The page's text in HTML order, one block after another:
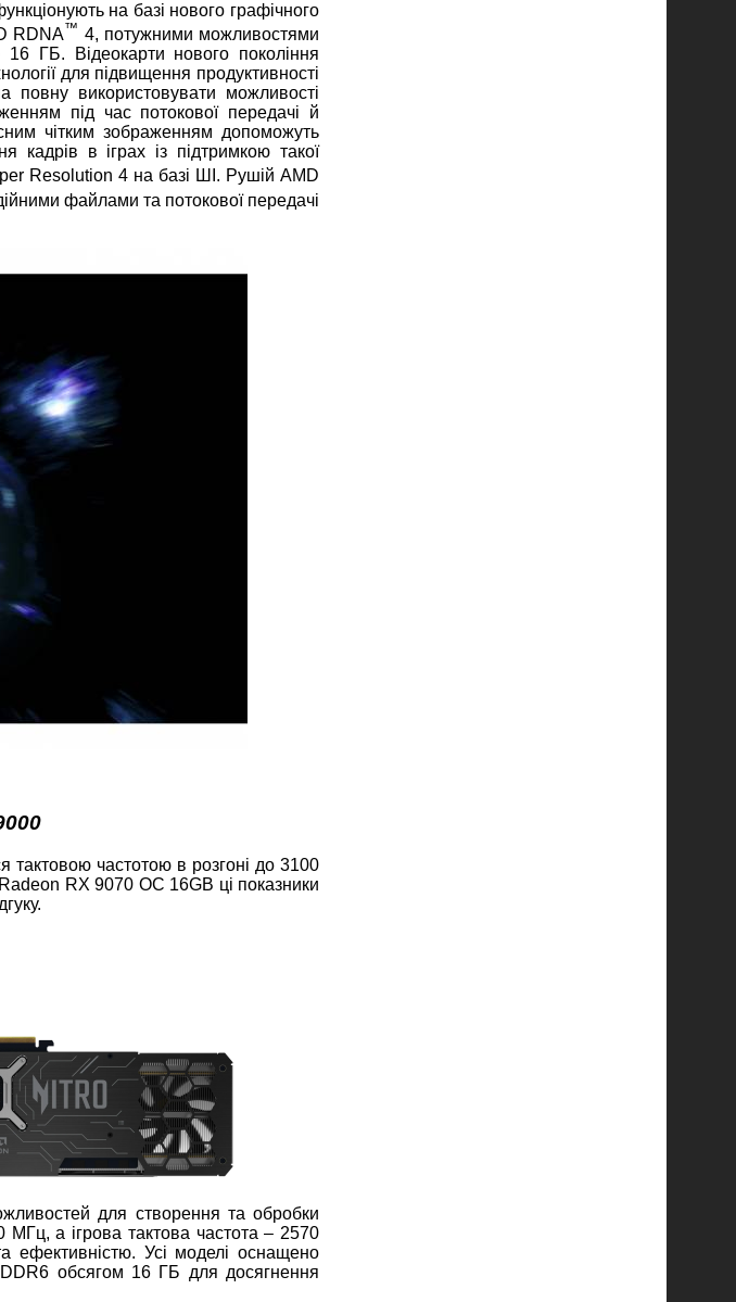
на базі нового графічного
RDNA™ 4, потужними можливостями
ГБ. Відеокарти нового покоління
для підвищення продуктивності
повну використовувати можливості
під час потокової передачі й
чітким зображенням допоможуть
кадрів в іграх із підтримкою такої
Resolution 4 на базі ШІ. Рушій AMD
файлами та потокової передачі
частотою в розгоні до 3100
RX 9070 OC 16GB ці показники
для створення та обробки
МГц, а ігрова тактова частота – 2570
ефективністю. Усі моделі оснащено
обсягом 16 ГБ для досягнення